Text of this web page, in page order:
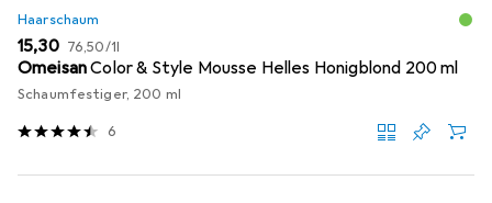
Haarschaum
EUR
15,30 EUR
76,50/1l
OmeisanColor & Style Mousse Helles Honigblond 200 ml
Schaumfestiger, 200 ml
6